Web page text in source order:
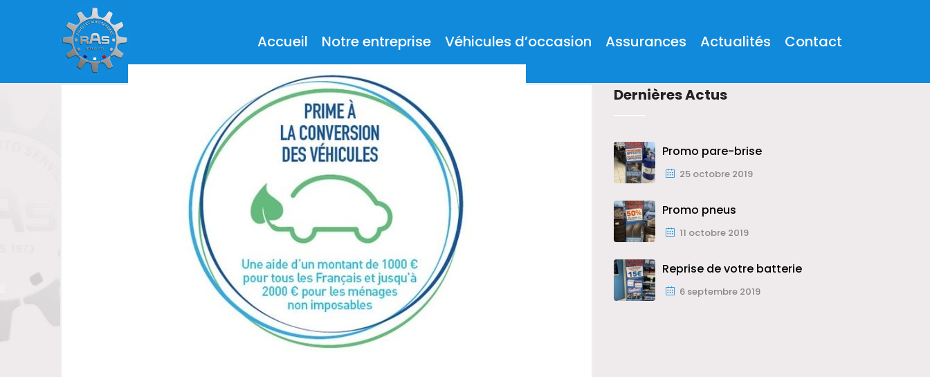
Accueil Notre entreprise Véhicules d’occasion Assurances Actualités Contact
Dernières Actus
Promo pare-brise
25 octobre 2019
Promo pneus
11 octobre 2019
Reprise de votre batterie
6 septembre 2019